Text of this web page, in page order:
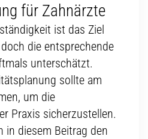
für Zahnärzte
ist das Ziel
die entsprechende
unterschätzt.
sollte am
um die
Praxis sicherzustellen.
in diesem Beitrag den